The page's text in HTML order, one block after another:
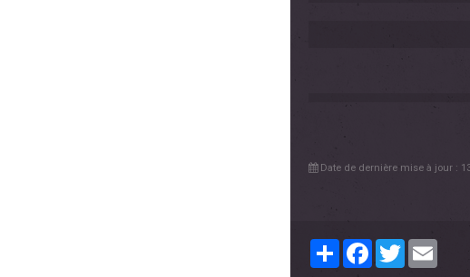
Date de dernière mise à jour :
PartagerFacebook
Twitter